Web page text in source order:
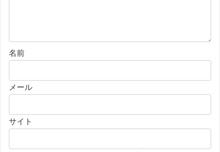
名前
メール
サイト